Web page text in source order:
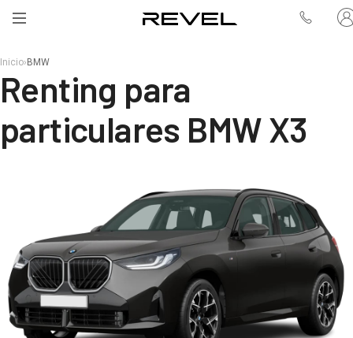
Inicio› BMW
Renting para
particulares BMW X3